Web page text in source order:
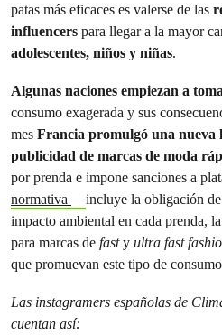
patas más eficaces es valerse de las
influencers para llegar a la mayor
adolescentes, niños y niñas.
Algunas naciones empiezan a
consumo exagerada y sus
mes Francia promulgó una nueva
publicidad de marcas de moda
por prenda e impone sanciones a
normativa
incluye la obligación
impacto ambiental en cada prenda,
para marcas de fasty ultra fast
que promuevan este tipo de
Las instagramers españolas de
cuentan así: